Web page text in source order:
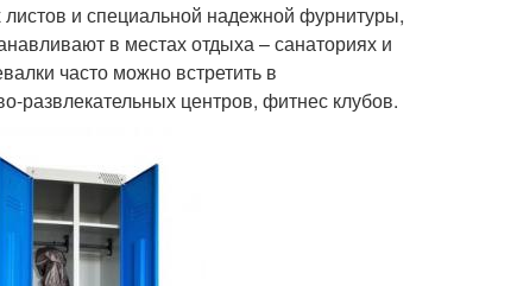
листов и специальной надежной фурнитуры,
в местах отдыха – санаториях и
часто можно встретить в
развлекательных центров, фитнес клубов.